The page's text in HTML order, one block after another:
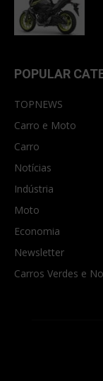
POPULAR
TOPNEWS
Carro e Moto
Carro
Notícias
Indústria
Moto
Economia
Newsletter
Carros Verdes e